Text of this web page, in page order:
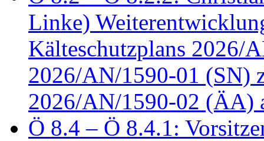
Linke)
Kälteschutzplans 2026/
2026/AN/1590-01 (SN)
2026/AN/1590-02 (ÄA)
Ö 8.4 – Ö 8.4.1: